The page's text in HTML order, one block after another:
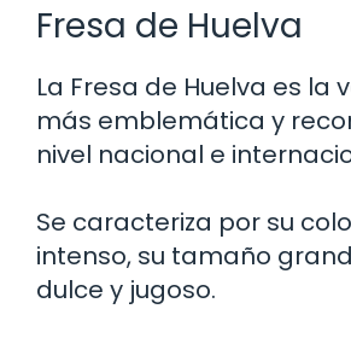
Fresa de Huelva
La Fresa de Huelva es la
más emblemática y
nivel nacional e
Se caracteriza por su
intenso, su tamaño
dulce y jugoso.